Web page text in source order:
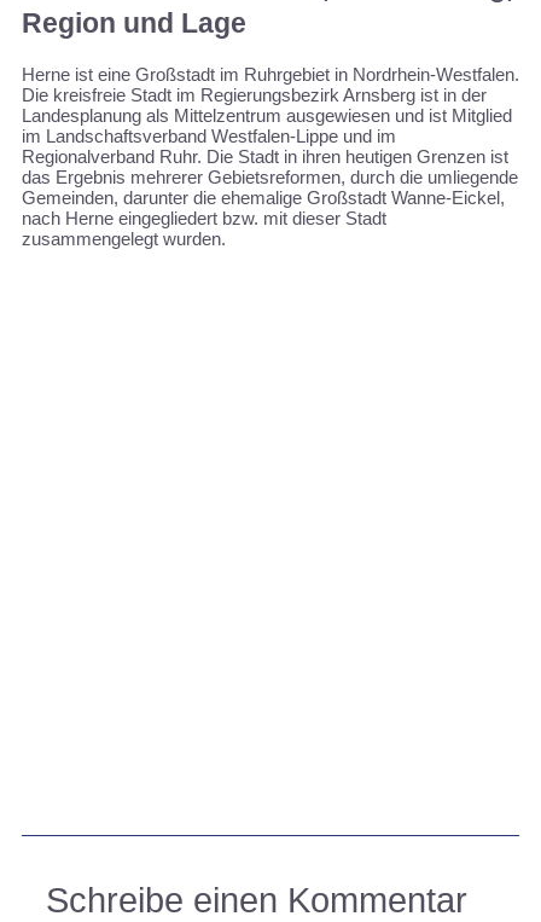
Region und Lage
Herne ist eine Großstadt im Ruhrgebiet in Nordrhein-Westfalen.
Die kreisfreie Stadt im Regierungsbezirk Arnsberg ist in der
Landesplanung als Mittelzentrum ausgewiesen und ist Mitglied
im Landschaftsverband Westfalen-Lippe und im
Regionalverband Ruhr. Die Stadt in ihren heutigen Grenzen ist
das Ergebnis mehrerer Gebietsreformen, durch die umliegende
Gemeinden, darunter die ehemalige Großstadt Wanne-Eickel,
nach Herne eingegliedert bzw. mit dieser Stadt
zusammengelegt wurden.
Schreibe einen Kommentar